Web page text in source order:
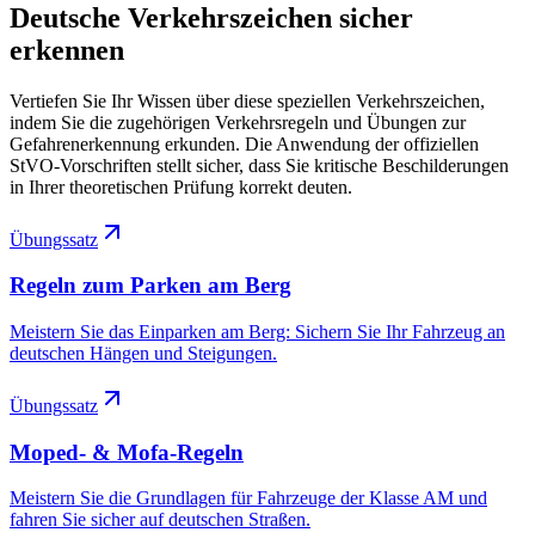
Deutsche Verkehrszeichen sicher
erkennen
Vertiefen Sie Ihr Wissen über diese speziellen Verkehrszeichen,
indem Sie die zugehörigen Verkehrsregeln und Übungen zur
Gefahrenerkennung erkunden. Die Anwendung der offiziellen
StVO-Vorschriften stellt sicher, dass Sie kritische Beschilderungen
in Ihrer theoretischen Prüfung korrekt deuten.
Übungssatz
Regeln zum Parken am Berg
Meistern Sie das Einparken am Berg: Sichern Sie Ihr Fahrzeug an
deutschen Hängen und Steigungen.
Übungssatz
Moped- & Mofa-Regeln
Meistern Sie die Grundlagen für Fahrzeuge der Klasse AM und
fahren Sie sicher auf deutschen Straßen.